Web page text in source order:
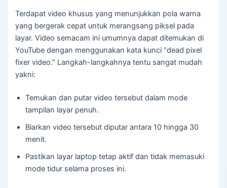
Terdapat video khusus yang menunjukkan pola warna
yang bergerak cepat untuk merangsang piksel pada
layar. Video semacam ini umumnya dapat ditemukan di
YouTube dengan menggunakan kata kunci “dead pixel
fixer video.” Langkah-langkahnya tentu sangat mudah
yakni:
Temukan dan putar video tersebut dalam mode
tampilan layar penuh.
Biarkan video tersebut diputar antara 10 hingga 30
menit.
Pastikan layar laptop tetap aktif dan tidak memasuki
mode tidur selama proses ini.